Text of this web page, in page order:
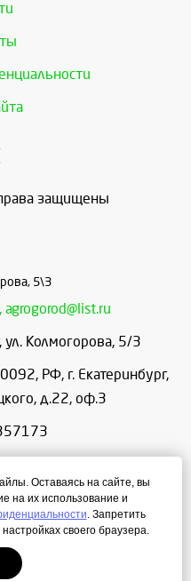
защищены
5\3
, ул. Колмогорова, 5/3
РФ, г. Екатеринбург,
д.22, оф.3
до 18:00
— ЛегионА
Оставаясь на сайте, вы
на их использование и
. Запретить
своего браузера.